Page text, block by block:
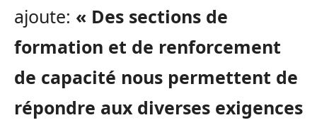
ajoute: « Des sections de
formation et de renforcement
de capacité nous permettent de
répondre aux diverses exigences